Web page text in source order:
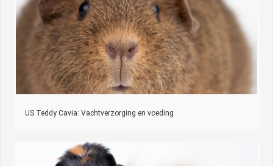
US Teddy Cavia: Vachtverzorging en voeding